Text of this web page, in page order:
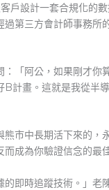
戶設計一套合規化的
第三方會計師事務所
「阿公，如果剛才
B計畫。這就是我從
市中長期活下來的
成為你驗證信念的最
即時追蹤技術。」